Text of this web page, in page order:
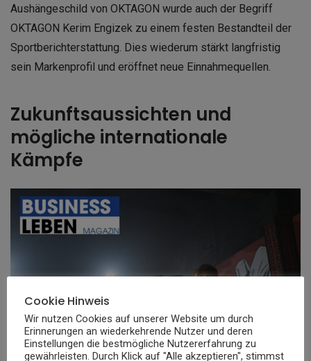
Aushängeschild von OKTAGON wurde auch der Begriff
OKTAGON Kerim Engizek zu einem festen Bestandteil der
Sportberichterstattung. Dies wiederum stärkt langfristig
sein Markenprofil und eröffnet neue Einnahmequellen.
Zukunftsaussichten und
mögliche internationale
Kämpfe
Cookie Hinweis
Wir nutzen Cookies auf unserer Website um durch
Erinnerungen an wiederkehrende Nutzer und deren
Einstellungen die bestmögliche Nutzererfahrung zu
gewährleisten. Durch Klick auf "Alle akzeptieren", stimmst